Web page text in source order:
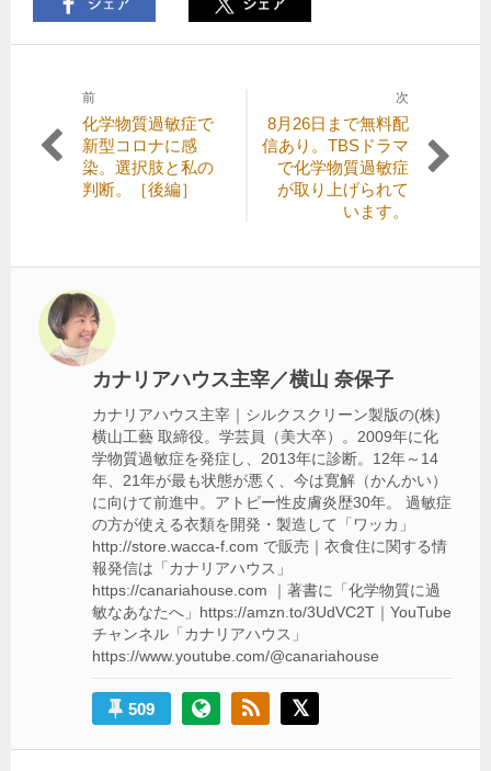
稿
ー
シ
ョ
前
前
の
記
事:
化学物質過敏症で
新型コロナに感
染。選択肢と私の
判断。［後編］
次
次
の
事:
8月26日まで無料配
信あり。TBSドラマ
で化学物質過敏症
が取り上げられて
います。
カナリアハウス主宰／横山 奈保子
カナリアハウス主宰｜シルクスクリーン製版の(株)
横山工藝 取締役。学芸員（美大卒）。2009年に化
学物質過敏症を発症し、2013年に診断。12年～14
年、21年が最も状態が悪く、今は寛解（かんかい）
に向けて前進中。アトピー性皮膚炎歴30年。 過敏症
の方が使える衣類を開発・製造して「ワッカ」
http://store.wacca-f.com で販売｜衣食住に関する情
報発信は「カナリアハウス」
https://canariahouse.com ｜著書に「化学物質に過
敏なあなたへ」https://amzn.to/3UdVC2T｜YouTube
チャンネル「カナリアハウス」
https://www.youtube.com/@canariahouse
509